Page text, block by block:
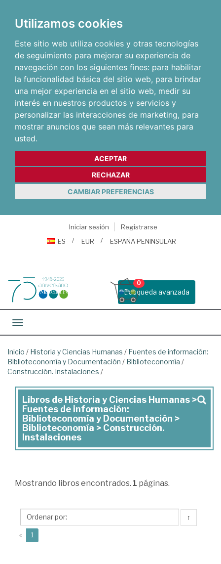
Utilizamos cookies
Este sitio web utiliza cookies y otras tecnologías
de seguimiento para mejorar su experiencia de
navegación con los siguientes fines: para habilitar
la funcionalidad básica del sitio web, para brindar
una mejor experiencia en el sitio web, medir su
interés en nuestros productos y servicios y
personalizar las interacciones de marketing, para
mostrar anuncios que sean más relevantes para
usted.
ACEPTAR
RECHAZAR
CAMBIAR PREFERENCIAS
Iniciar sesión
Registrarse
ES
EUR ESPAÑA PENINSULAR
Busqueda avanzada
0
Toggle navigation
Inicio / Historia y Ciencias Humanas / Fuentes de información:
Biblioteconomía y Documentación / Biblioteconomía /
Construcción. Instalaciones /
Libros
de
Historia
y
Humanas
Fuentes
de
información:
Libros de Historia y Ciencias Humanas >
Fuentes de información:
Biblioteconomía y Documentación >
Biblioteconomía > Construcción.
Instalaciones
Mostrando libros encontrados. 1 páginas.
↑
« 1